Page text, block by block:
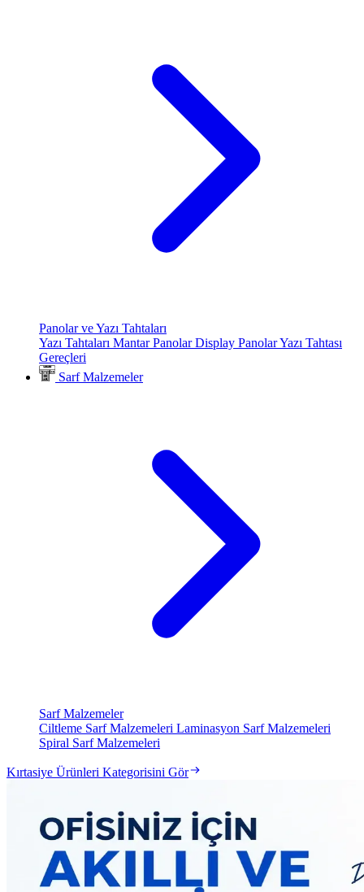
Panolar ve Yazı Tahtaları
Yazı Tahtaları Mantar PanolarDisplay PanolarYazı Tahtası
Gereçleri
Sarf Malzemeler
Sarf Malzemeler
Ciltleme Sarf Malzemeleri Laminasyon Sarf Malzemeleri
Spiral Sarf Malzemeleri
Kırtasiye Ürünleri Kategorisini Gör